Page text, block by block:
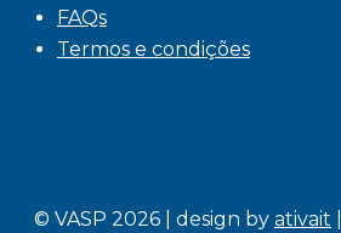
FAQs
Termos e condições
© VASP 2026 | design by ativait